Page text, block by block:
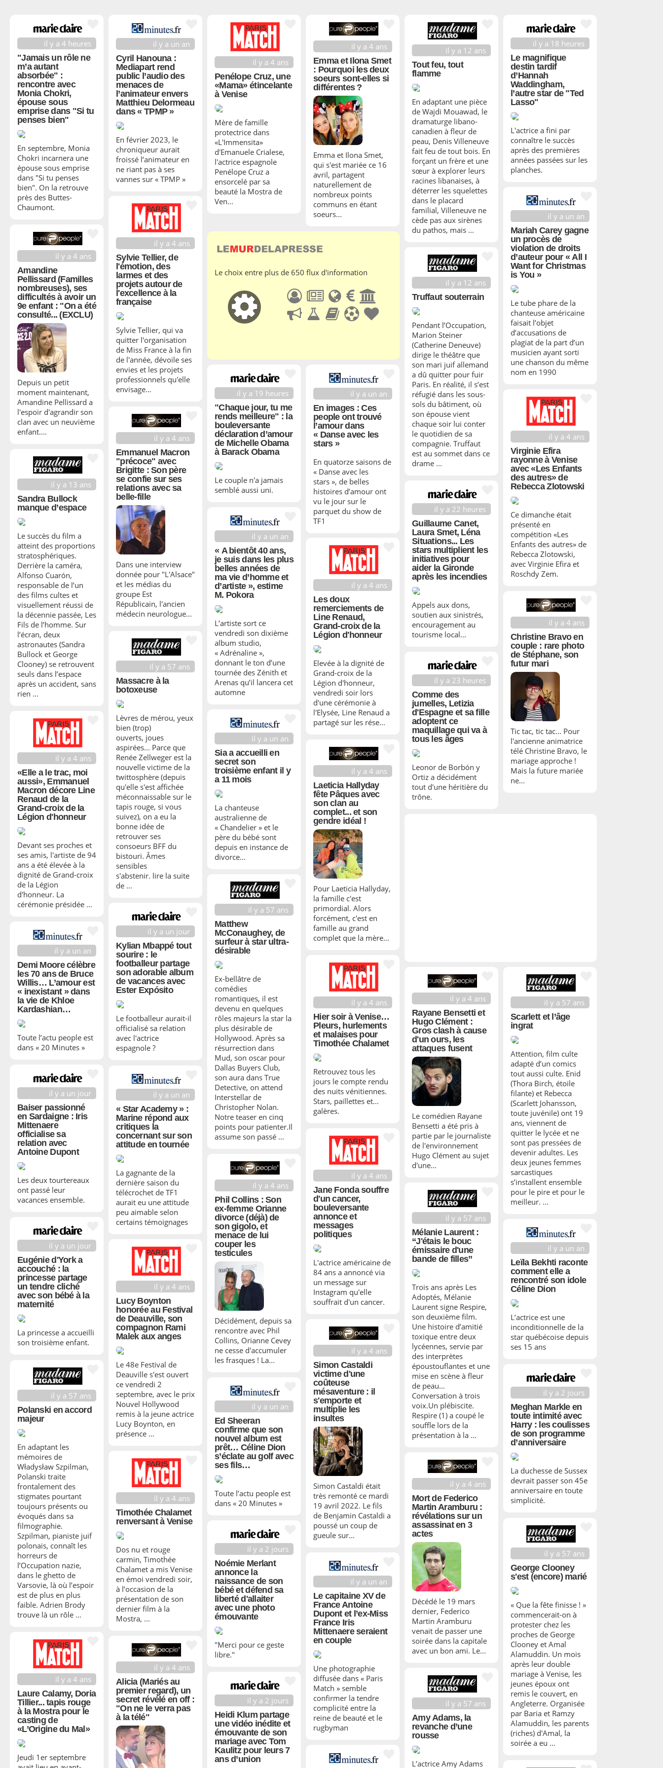
il y a 4 heures
"Jamais un rôle ne
m’a autant
absorbée" :
rencontre avec
Monia Chokri,
épouse sous
emprise dans "Si tu
penses bien"
En septembre, Monia
Chokri incarnera une
épouse sous emprise
dans "Si tu penses
bien". On la retrouve
près des Buttes-
Chaumont.
il y a un an
Cyril Hanouna :
Mediapart rend
public l’audio des
menaces de
l’animateur envers
Matthieu Delormeau
dans « TPMP »
En février 2023, le
chroniqueur aurait
froissé l’animateur en
ne riant pas à ses
vannes sur « TPMP »
il y a 4 ans
Penélope Cruz, une
«Mama» étincelante
à Venise
Mère de famille
protectrice dans
«L'Immensita»
d'Emanuele Crialese,
l'actrice espagnole
Penélope Cruz a
ensorcelé par sa
beauté la Mostra de
Ven...
il y a 4 ans
Emma et Ilona Smet
: Pourquoi les deux
soeurs sont-elles si
différentes ?
Emma et Ilona Smet,
qui s'est mariée ce 16
avril, partagent
naturellement de
nombreux points
communs en étant
soeurs...
il y a 12 ans
Tout feu, tout
flamme
En adaptant une pièce
de Wajdi Mouawad, le
dramaturge libano-
canadien à fleur de
peau, Denis Villeneuve
fait feu de tout bois. En
forçant un frère et une
sœur à explorer leurs
racines libanaises, à
déterrer les squelettes
dans le placard
familial, Villeneuve ne
cède pas aux sirènes
du pathos, mais ...
il y a 18 heures
Le magnifique
destin tardif
d’Hannah
Waddingham,
l’autre star de "Ted
Lasso"
L'actrice a fini par
connaître le succès
après des premières
années passées sur les
planches.
il y a un an
Mariah Carey gagne
un procès de
violation de droits
d’auteur pour « All I
Want for Christmas
is You »
Le tube phare de la
chanteuse américaine
faisait l’objet
d’accusations de
plagiat de la part d’un
musicien ayant sorti
une chanson du même
nom en 1990
il y a 4 ans
Sylvie Tellier, de
l'émotion, des
larmes et des
projets autour de
l'excellence à la
française
Sylvie Tellier, qui va
quitter l'organisation
de Miss France à la fin
de l'année, dévoile ses
envies et les projets
professionnels qu'elle
envisage...
Le choix entre plus de 650 flux d'information
il y a 4 ans
Amandine
Pellissard (Familles
nombreuses), ses
difficultés à avoir un
9e enfant : "On a été
consulté... (EXCLU)
Depuis un petit
moment maintenant,
Amandine Pellissard a
l'espoir d'agrandir son
clan avec un neuvième
enfant....
il y a 12 ans
Truffaut souterrain
Pendant l’Occupation,
Marion Steiner
(Catherine Deneuve)
dirige le théâtre que
son mari juif allemand
a dû quitter pour fuir
Paris. En réalité, il s’est
réfugié dans les sous-
sols du bâtiment, où
son épouse vient
chaque soir lui conter
le quotidien de sa
compagnie. Truffaut
est au sommet dans ce
drame ...
il y a 19 heures
"Chaque jour, tu me
rends meilleure" : la
bouleversante
déclaration d’amour
de Michelle Obama
à Barack Obama
Le couple n'a jamais
semblé aussi uni.
il y a un an
En images : Ces
people ont trouvé
l’amour dans
« Danse avec les
stars »
En quatorze saisons de
« Danse avec les
stars », de belles
histoires d’amour ont
vu le jour sur le
parquet du show de
TF1
il y a 4 ans
Virginie Efira
rayonne à Venise
avec «Les Enfants
des autres» de
Rebecca Zlotowski
Ce dimanche était
présenté en
compétition «Les
Enfants des autres» de
Rebecca Zlotowski,
avec Virginie Efira et
Roschdy Zem.
il y a 4 ans
Emmanuel Macron
"précoce" avec
Brigitte : Son père
se confie sur ses
relations avec sa
belle-fille
Dans une interview
donnée pour "L'Alsace"
et les médias du
groupe Est
Républicain, l'ancien
médecin neurologue...
il y a 13 ans
Sandra Bullock
manque d’espace
Le succès du film a
atteint des proportions
stratosphériques.
Derrière la caméra,
Alfonso Cuarón,
responsable de l’un
des films cultes et
visuellement réussi de
la décennie passée, Les
Fils de l’homme. Sur
l’écran, deux
astronautes (Sandra
Bullock et George
Clooney) se retrouvent
seuls dans l’espace
après un accident, sans
rien ...
il y a 22 heures
Guillaume Canet,
Laura Smet, Léna
Situations... Les
stars multiplient les
initiatives pour
aider la Gironde
après les incendies
Appels aux dons,
soutien aux sinistrés,
encouragement au
tourisme local...
il y a un an
« A bientôt 40 ans,
je suis dans les plus
belles années de
ma vie d’homme et
d’artiste », estime
M. Pokora
L’artiste sort ce
vendredi son dixième
album studio,
« Adrénaline »,
donnant le ton d’une
tournée des Zénith et
Arenas qu’il lancera cet
automne
il y a 4 ans
Les doux
remerciements de
Line Renaud,
Grand-croix de la
Légion d'honneur
Elevée à la dignité de
Grand-croix de la
Légion d'honneur,
vendredi soir lors
d'une cérémonie à
l'Elysée, Line Renaud a
partagé sur les rése...
il y a 4 ans
Christine Bravo en
couple : rare photo
de Stéphane, son
futur mari
Tic tac, tic tac... Pour
l'ancienne animatrice
télé Christine Bravo, le
mariage approche !
Mais la future mariée
ne...
il y a 57 ans
Massacre à la
botoxeuse
Lèvres de mérou, yeux
bien (trop)
ouverts, joues
aspirées... Parce que
Renée Zellweger est la
nouvelle victime de la
twittosphère (depuis
qu'elle s'est affichée
méconnaissable sur le
tapis rouge, si vous
suivez), on a eu la
bonne idée de
retrouver ses
consoeurs BFF du
bistouri. Âmes
sensibles
s'abstenir. lire la suite
de ...
il y a 23 heures
Comme des
jumelles, Letizia
d'Espagne et sa fille
adoptent ce
maquillage qui va à
tous les âges
Leonor de Borbón y
Ortiz a décidément
tout d'une héritière du
trône.
il y a un an
Sia a accueilli en
secret son
troisième enfant il y
a 11 mois
La chanteuse
australienne de
« Chandelier » et le
père du bébé sont
depuis en instance de
divorce…
il y a 4 ans
«Elle a le trac, moi
aussi», Emmanuel
Macron décore Line
Renaud de la
Grand-croix de la
Légion d'honneur
Devant ses proches et
ses amis, l'artiste de 94
ans a été élevée à la
dignité de Grand-croix
de la Légion
d'honneur. La
cérémonie présidée ...
il y a 4 ans
Laeticia Hallyday
fête Pâques avec
son clan au
complet... et son
gendre idéal !
Pour Laeticia Hallyday,
la famille c'est
primordial. Alors
forcément, c'est en
famille au grand
complet que la mère...
il y a 57 ans
Matthew
McConaughey, de
surfeur à star ultra-
désirable
Ex-bellâtre de
comédies
romantiques, il est
devenu en quelques
rôles majeurs la star la
plus désirable de
Hollywood. Après sa
résurrection dans
Mud, son oscar pour
Dallas Buyers Club,
son aura dans True
Detective, on attend
Interstellar de
Christopher Nolan.
Notre teaser en cinq
points pour patienter.Il
assume son passé ...
il y a un jour
Kylian Mbappé tout
sourire : le
footballeur partage
son adorable album
de vacances avec
Ester Expósito
Le footballeur aurait-il
officialisé sa relation
avec l'actrice
espagnole ?
il y a un an
Demi Moore célèbre
les 70 ans de Bruce
Willis… L’amour est
« inexistant » dans
la vie de Khloe
Kardashian…
Toute l’actu people est
dans « 20 Minutes »
il y a 4 ans
Hier soir à Venise…
Pleurs, hurlements
et malaises pour
Timothée Chalamet
Retrouvez tous les
jours le compte rendu
des nuits vénitiennes.
Stars, paillettes et…
galères.
il y a 4 ans
Rayane Bensetti et
Hugo Clément :
Gros clash à cause
d'un ours, les
attaques fusent
Le comédien Rayane
Bensetti a été pris à
partie par le journaliste
de l'environnement
Hugo Clément au sujet
d'une...
il y a 57 ans
Scarlett et l’âge
ingrat
Attention, film culte
adapté d’un comics
tout aussi culte. Enid
(Thora Birch, étoile
filante) et Rebecca
(Scarlett Johansson,
toute juvénile) ont 19
ans, viennent de
quitter le lycée et ne
sont pas pressées de
devenir adultes. Les
deux jeunes femmes
sarcastiques
s’installent ensemble
pour le pire et pour le
meilleur. ...
il y a un jour
Baiser passionné
en Sardaigne : Iris
Mittenaere
officialise sa
relation avec
Antoine Dupont
Les deux tourtereaux
ont passé leur
vacances ensemble.
il y a un an
« Star Academy » :
Marine répond aux
critiques la
concernant sur son
attitude en tournée
La gagnante de la
dernière saison du
télécrochet de TF1
aurait eu une attitude
peu aimable selon
certains témoignages
il y a 4 ans
Jane Fonda souffre
d'un cancer,
bouleversante
annonce et
messages
politiques
L'actrice américaine de
84 ans a annoncé via
un message sur
Instagram qu'elle
souffrait d'un cancer.
il y a 4 ans
Phil Collins : Son
ex-femme Orianne
divorce (déjà) de
son gigolo, et
menace de lui
couper les
testicules
Décidément, depuis sa
rencontre avec Phil
Collins, Orianne Cevey
ne cesse d'accumuler
les frasques ! La...
il y a 57 ans
Mélanie Laurent :
“J'étais le bouc
émissaire d'une
bande de filles”
Trois ans après Les
Adoptés, Mélanie
Laurent signe Respire,
son deuxième film.
Une histoire d’amitié
toxique entre deux
lycéennes, servie par
des interprètes
époustouflantes et une
mise en scène à fleur
de peau…
Conversation à trois
voix.Un plébiscite.
Respire (1) a coupé le
souffle lors de la
présentation à la ...
il y a un jour
Eugénie d'York a
accouché : la
princesse partage
un tendre cliché
avec son bébé à la
maternité
La princesse a accueilli
son troisième enfant.
il y a un an
Leïla Bekhti raconte
comment elle a
rencontré son idole
Céline Dion
L’actrice est une
inconditionnelle de la
star québécoise depuis
ses 15 ans
il y a 4 ans
Lucy Boynton
honorée au Festival
de Deauville, son
compagnon Rami
Malek aux anges
Le 48e Festival de
Deauville s'est ouvert
ce vendredi 2
septembre, avec le prix
Nouvel Hollywood
remis à la jeune actrice
Lucy Boynton, en
présence ...
il y a 4 ans
Simon Castaldi
victime d'une
coûteuse
mésaventure : il
s'emporte et
multiplie les
insultes
Simon Castaldi était
très remonté ce mardi
19 avril 2022. Le fils
de Benjamin Castaldi a
poussé un coup de
gueule sur...
il y a 57 ans
Polanski en accord
majeur
En adaptant les
mémoires de
Władysław Szpilman,
Polanski traite
frontalement des
stigmates pourtant
toujours présents ou
évoqués dans sa
filmographie.
Szpilman, pianiste juif
polonais, connaît les
horreurs de
l’Occupation nazie,
dans le ghetto de
Varsovie, là où l’espoir
est de plus en plus
faible. Adrien Brody
trouve là un rôle ...
il y a 2 jours
Meghan Markle en
toute intimité avec
Harry : les coulisses
de son programme
d’anniversaire
La duchesse de Sussex
devrait passer son 45e
anniversaire en toute
simplicité.
il y a un an
Ed Sheeran
confirme que son
nouvel album est
prêt… Céline Dion
s’éclate au golf avec
ses fils…
Toute l’actu people est
dans « 20 Minutes »
il y a 4 ans
Timothée Chalamet
renversant à Venise
Dos nu et rouge
carmin, Timothée
Chalamet a mis Venise
en émoi vendredi soir,
à l’occasion de la
présentation de son
dernier film à la
Mostra, ...
il y a 4 ans
Mort de Federico
Martin Aramburu :
révélations sur un
assassinat en 3
actes
Décédé le 19 mars
dernier, Federico
Martin Aramburu
venait de passer une
soirée dans la capitale
avec un bon ami. Le...
il y a 57 ans
George Clooney
s'est (encore) marié
« Que la fête finisse ! »
commencerait-on à
protester chez les
proches de George
Clooney et Amal
Alamuddin. Un mois
après leur double
mariage à Venise, les
jeunes époux ont
remis le couvert, en
Angleterre. Organisée
par Baria et Ramzy
Alamuddin, les parents
(riches) d'Amal, la
soirée a eu ...
il y a 2 jours
Noémie Merlant
annonce la
naissance de son
bébé et défend sa
liberté d'allaiter
avec une photo
émouvante
"Merci pour ce geste
libre."
il y a un an
Le capitaine XV de
France Antoine
Dupont et l’ex-Miss
France Iris
Mittenaere seraient
en couple
Une photographie
diffusée dans « Paris
Match » semble
confirmer la tendre
complicité entre la
reine de beauté et le
rugbyman
il y a 4 ans
Laure Calamy, Doria
Tillier... tapis rouge
à la Mostra pour le
casting de
«L’Origine du Mal»
Jeudi 1er septembre
il y a 4 ans
Alicia (Mariés au
premier regard), un
secret révélé en off :
"On ne le verra pas
à la télé"
il y a 57 ans
Amy Adams, la
revanche d’une
rousse
L’actrice Amy Adams
il y a 2 jours
Heidi Klum partage
une vidéo inédite et
émouvante de son
mariage avec Tom
Kaulitz pour leurs 7
ans d’union